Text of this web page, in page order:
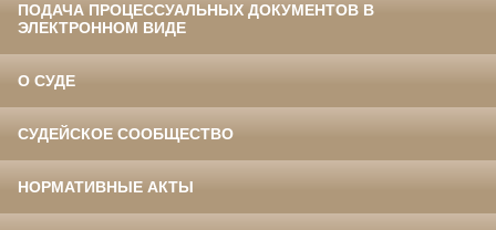
ПОДАЧА ПРОЦЕССУАЛЬНЫХ ДОКУМЕНТОВ В
ЭЛЕКТРОННОМ ВИДЕ
О СУДЕ
СУДЕЙСКОЕ СООБЩЕСТВО
НОРМАТИВНЫЕ АКТЫ